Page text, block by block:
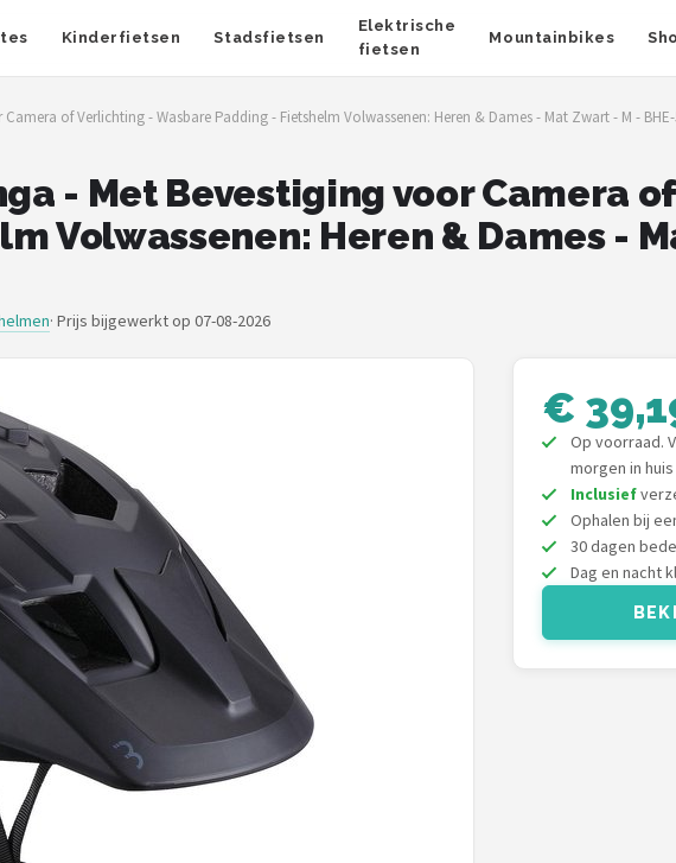
Kinderfietsen Stadsfietsen
Elektrische
fietsen
Mountainbikes
of Verlichting - Wasbare Padding - Fietshelm Volwassenen: Heren & Dames - Mat Zwart - M -
- Met Bevestiging voor Camera
Volwassenen: Heren & Dames -
· Prijs bijgewerkt op 07-08-2026
€
Op voorraad.
morgen in huis
Inclusief
Ophalen bij
30 dagen
Dag en nacht